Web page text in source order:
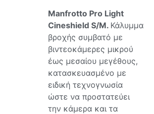
Manfrotto Pro Light
Cineshield S/M. Κάλυμμα
βροχής συμβατό με
βιντεοκάμερες μικρού
έως μεσαίου μεγέθους,
κατασκευασμένο με
ειδική τεχνογνωσία
ώστε να προστατεύει
την κάμερα και τα